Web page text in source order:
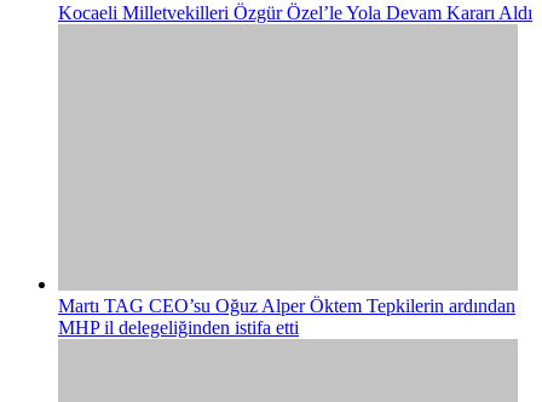
Kocaeli Milletvekilleri Özgür Özel’le Yola Devam Kararı Aldı
Martı TAG CEO’su Oğuz Alper Öktem Tepkilerin ardından
MHP il delegeliğinden istifa etti